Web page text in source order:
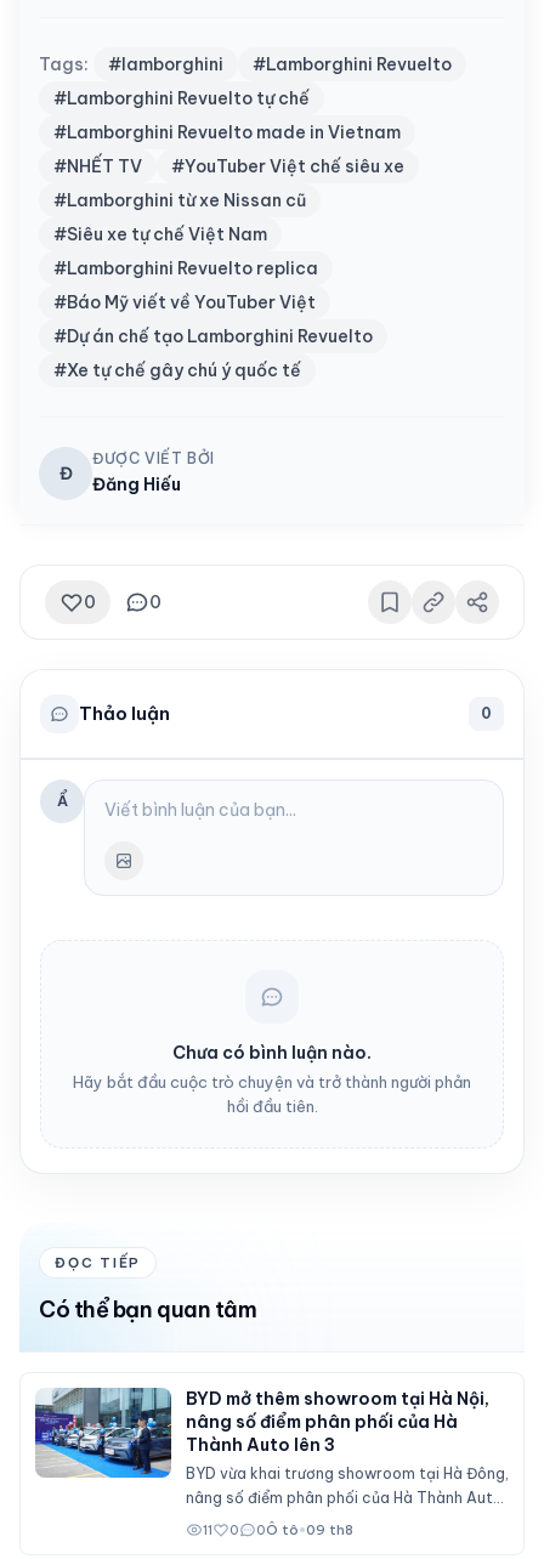
Tags: #lamborghini
#Lamborghini Revuelto
#Lamborghini Revuelto tự chế
#Lamborghini Revuelto made in Vietnam
#NHẾT TV
#YouTuber Việt chế siêu xe
#Lamborghini từ xe Nissan cũ
#Siêu xe tự chế Việt Nam
#Lamborghini Revuelto replica
#Báo Mỹ viết về YouTuber Việt
#Dự án chế tạo Lamborghini Revuelto
#Xe tự chế gây chú ý quốc tế
Đ
ĐƯỢC VIẾT BỞI
Đăng Hiếu
0 0
Thảo luận 0
Ẩ
Chưa có bình luận nào.
Hãy bắt đầu cuộc trò chuyện và trở thành người phản
hồi đầu tiên.
ĐỌC TIẾP
Có thể bạn quan tâm
BYD mở thêm showroom tại Hà Nội,
nâng số điểm phân phối của Hà
Thành Auto lên 3
BYD vừa khai trương showroom tại Hà Đông,
nâng số điểm phân phối của Hà Thành Auto
tại Hà Nội lên 3 cơ sở.
11 0 0Ô tô•09 th8